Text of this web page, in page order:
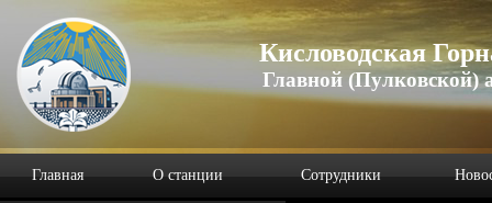
Кисловодская
Главной (Пулковской)
Главная О станции Сотрудники